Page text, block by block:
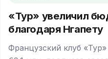
«Тур» увеличил
благодаря Нгапету
Французский клуб